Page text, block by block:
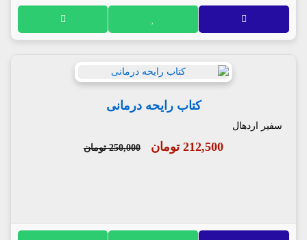
کتاب رایحه درمانی
سفیر اردهال
212,500 تومان 250,000 تومان